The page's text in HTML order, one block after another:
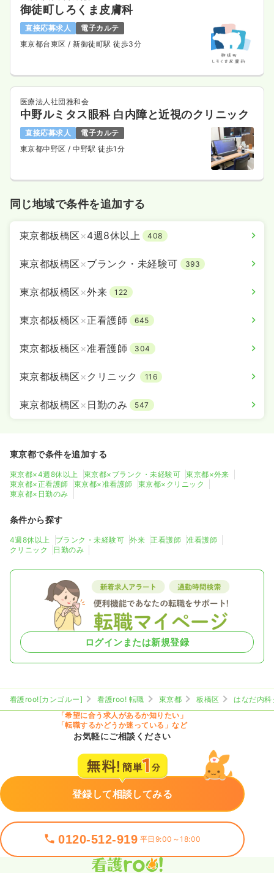
御徒町しろくま皮膚科
直接応募求人
電子カルテ
東京都台東区/ 新御徒町駅 徒歩3分
医療法人社団雅和会
中野ルミタス眼科 白内障と近視のクリニック
直接応募求人
電子カルテ
東京都中野区/ 中野駅 徒歩1分
同じ地域で条件を追加する
東京都板橋区 ×4週8休以上 408
東京都板橋区 ×ブランク・未経験可 393
東京都板橋区 ×外来 122
東京都板橋区 ×正看護師 645
東京都板橋区 ×准看護師 304
東京都板橋区 × クリニック 116
東京都板橋区 × 日勤のみ 547
東京都で条件を追加する
東京都×4週8休以上 東京都×ブランク・未経験可
東京都×外来
東京都×正看護師
東京都×准看護師
東京都×クリニック
東京都×日勤のみ
条件から探す
4週8休以上 ブランク・未経験可 外来 正看護師
准看護師
クリニック
日勤のみ
ログインまたは新規登録
看護roo![カンゴルー] 看護roo! 転職 東京都 板橋区
はなだ内
「希望に合う求人があるか知りたい」
「転職するかどうか迷っている」など
お気軽にご相談ください
登録して相談してみる
0120-512-919 平日9:00～18:00